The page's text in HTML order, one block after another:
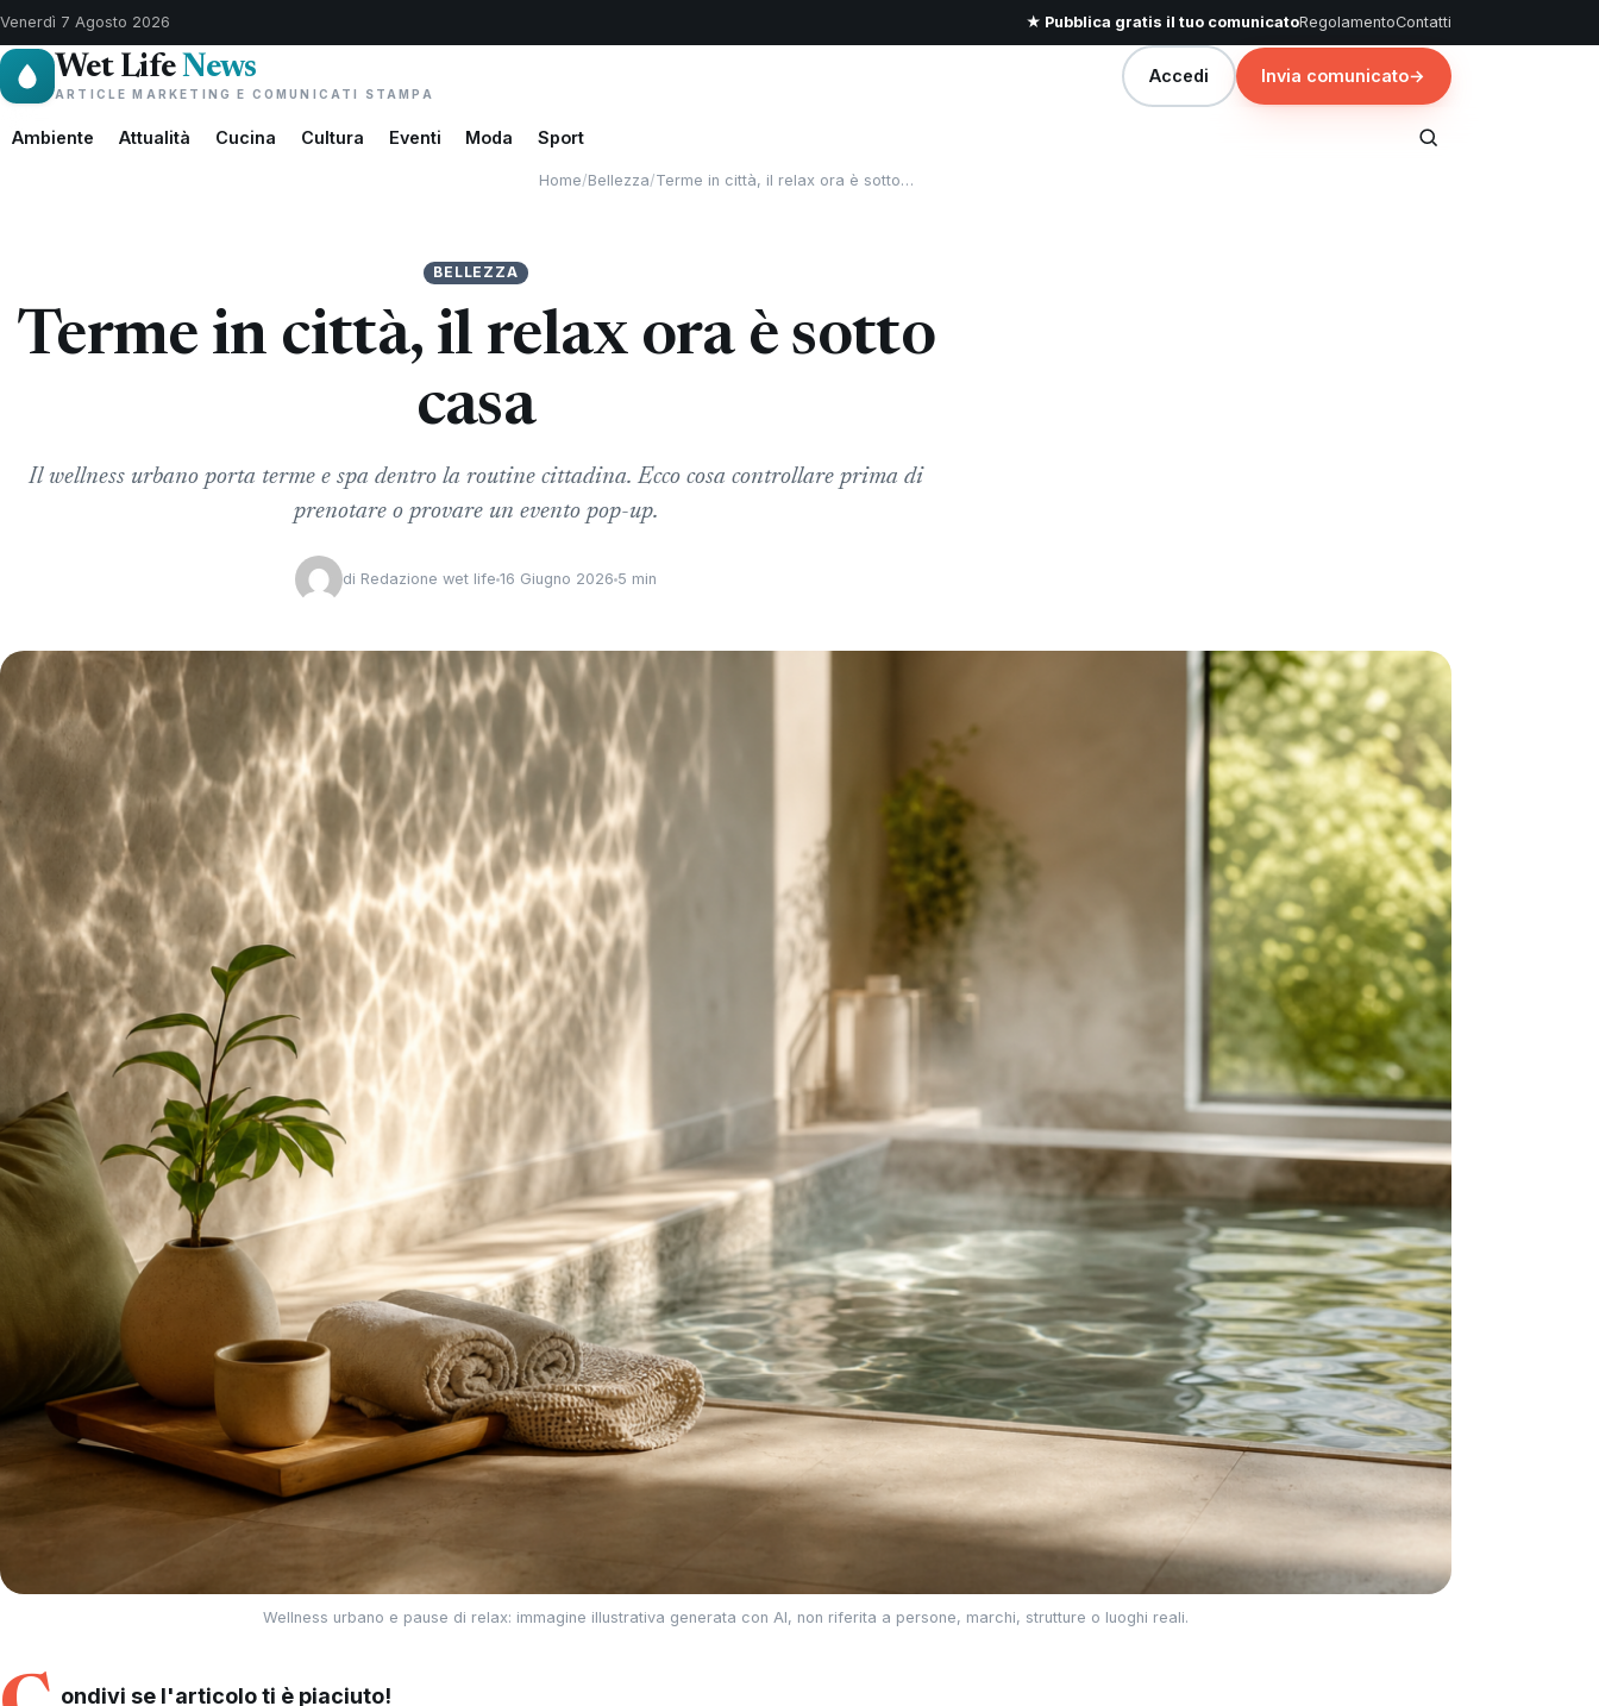
Venerdì 7 Agosto 2026 ★ Pubblica gratis il tuo comunicatoRegolamentoContatti
Wet LifeNews
ARTICLE MARKETING E COMUNICATI STAMPA
Accedi Invia comunicato→
Ambiente Attualità Cucina Cultura Eventi Moda Sport
Home/Bellezza/Terme in città, il relax ora è sotto…
BELLEZZA
Terme in città, il relax ora è sotto
casa
Il wellness urbano porta terme e spa dentro la routine cittadina. Ecco cosa controllare prima di
prenotare o provare un evento pop-up.
di Redazione wet life 16 Giugno 2026 5 min
Wellness urbano e pause di relax: immagine illustrativa generata con AI, non riferita a persone, marchi, strutture o luoghi reali.
ondivi se l'articolo ti è piaciuto!